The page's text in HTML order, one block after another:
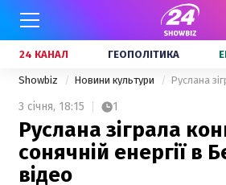
24 КАНАЛ ГЕОПОЛІТИКА
Showbiz Новини культури
3 січня, 18:15 1
Руслана зіграла
сонячній енергії в
відео